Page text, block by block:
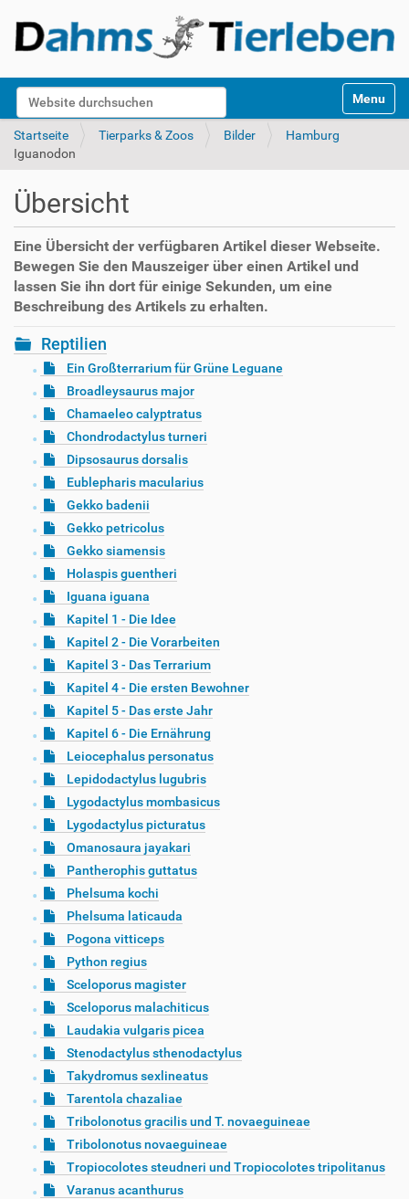
Website durchsuchen
k
Toggle
Startseite Tierparks & Zoos Bilder
Hamburg
Iguanodon
Übersicht
Eine Übersicht der verfügbaren Artikel dieser Webseite.
Bewegen Sie den Mauszeiger über einen Artikel und
lassen Sie ihn dort für einige Sekunden, um eine
Beschreibung des Artikels zu erhalten.
Reptilien
Ein Großterrarium für Grüne Leguane
Broadleysaurus major
Chamaeleo calyptratus
Chondrodactylus turneri
Dipsosaurus dorsalis
Eublepharis macularius
Gekko badenii
Gekko petricolus
Gekko siamensis
Holaspis guentheri
Iguana iguana
Kapitel 1 - Die Idee
Kapitel 2 - Die Vorarbeiten
Kapitel 3 - Das Terrarium
Kapitel 4 - Die ersten Bewohner
Kapitel 5 - Das erste Jahr
Kapitel 6 - Die Ernährung
Leiocephalus personatus
Lepidodactylus lugubris
Lygodactylus mombasicus
Lygodactylus picturatus
Omanosaura jayakari
Pantherophis guttatus
Phelsuma kochi
Phelsuma laticauda
Pogona vitticeps
Python regius
Sceloporus magister
Sceloporus malachiticus
Laudakia vulgaris picea
Stenodactylus sthenodactylus
Takydromus sexlineatus
Tarentola chazaliae
Tribolonotus gracilis und T. novaeguineae
Tribolonotus novaeguineae
Tropiocolotes steudneri und Tropiocolotes tripolitanus
Varanus acanthurus